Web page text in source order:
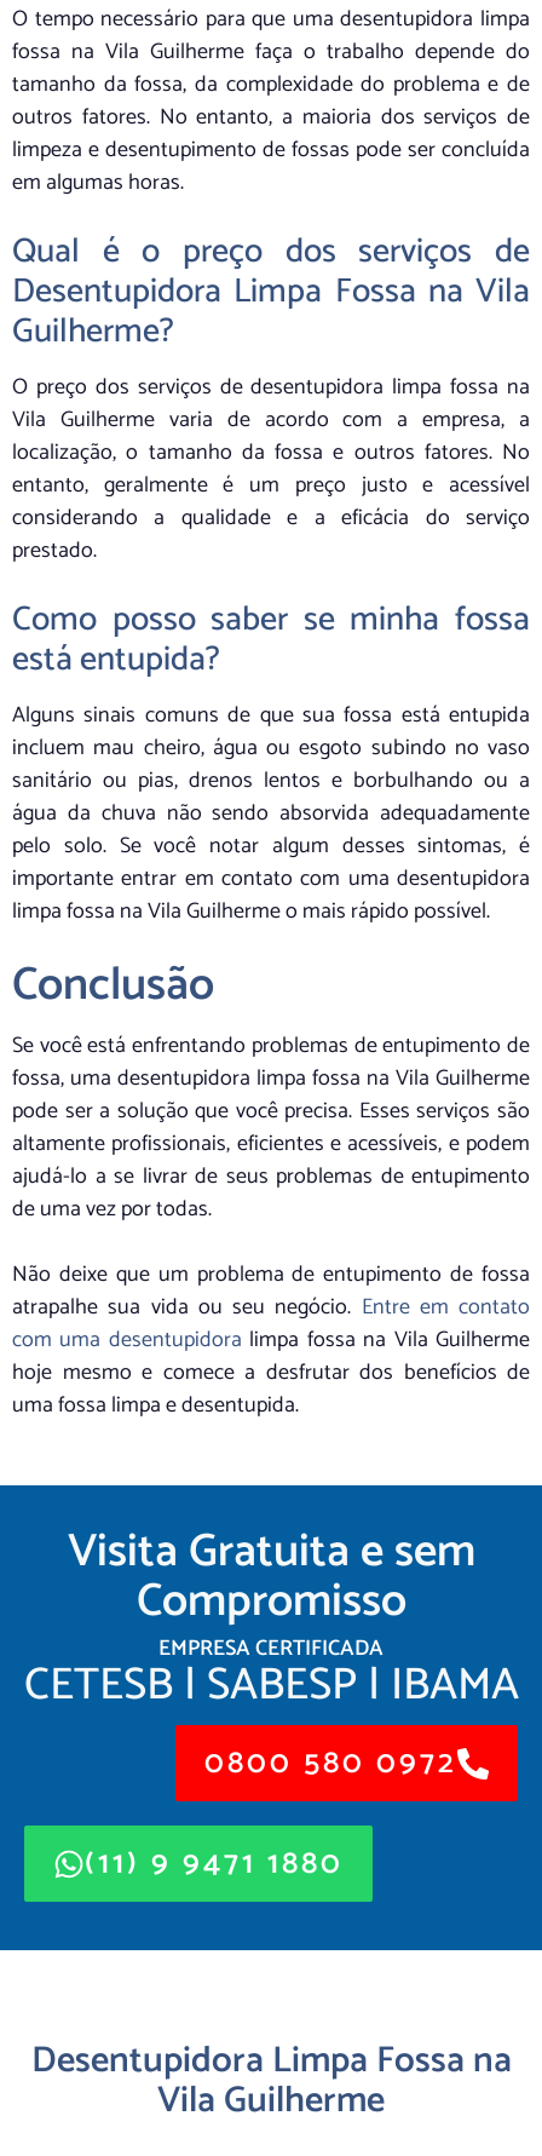
O tempo necessário para que uma desentupidora limpa
fossa na Vila Guilherme faça o trabalho depende do
tamanho da fossa, da complexidade do problema e de
outros fatores. No entanto, a maioria dos serviços de
limpeza e desentupimento de fossas pode ser concluída
em algumas horas.
Qual é o preço dos serviços de
Desentupidora Limpa Fossa na Vila
Guilherme?
O preço dos serviços de desentupidora limpa fossa na
Vila Guilherme varia de acordo com a empresa, a
localização, o tamanho da fossa e outros fatores. No
entanto, geralmente é um preço justo e acessível
considerando a qualidade e a eficácia do serviço
prestado.
Como posso saber se minha fossa
está entupida?
Alguns sinais comuns de que sua fossa está entupida
incluem mau cheiro, água ou esgoto subindo no vaso
sanitário ou pias, drenos lentos e borbulhando ou a
água da chuva não sendo absorvida adequadamente
pelo solo. Se você notar algum desses sintomas, é
importante entrar em contato com uma desentupidora
limpa fossa na Vila Guilherme o mais rápido possível.
Conclusão
Se você está enfrentando problemas de entupimento de
fossa, uma desentupidora limpa fossa na Vila Guilherme
pode ser a solução que você precisa. Esses serviços são
altamente profissionais, eficientes e acessíveis, e podem
ajudá-lo a se livrar de seus problemas de entupimento
de uma vez por todas.
Não deixe que um problema de entupimento de fossa
atrapalhe sua vida ou seu negócio. Entre em contato
com uma desentupidora limpa fossa na Vila Guilherme
hoje mesmo e comece a desfrutar dos benefícios de
uma fossa limpa e desentupida.
Visita Gratuita e sem
Compromisso
EMPRESA CERTIFICADA
CETESB | SABESP | IBAMA
0800 580 0972
(11) 9 9471 1880
Desentupidora Limpa Fossa na
Vila Guilherme